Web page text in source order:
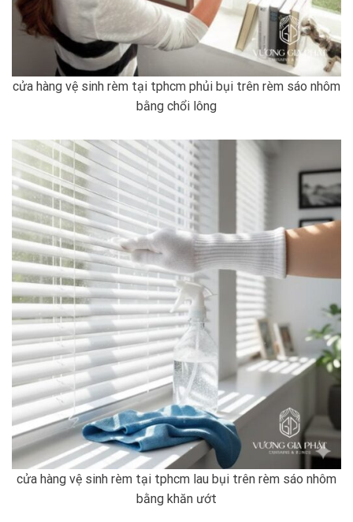
cửa hàng vệ sinh rèm tại tphcm phủi bụi trên rèm sáo nhôm
bằng chổi lông
cửa hàng vệ sinh rèm tại tphcm lau bụi trên rèm sáo nhôm
bằng khăn ướt